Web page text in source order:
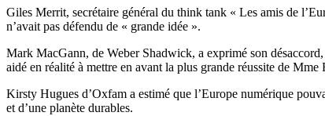
Giles Merrit, secrétaire général du think tank « Les amis de
n’avait pas défendu de « grande idée ».
Mark MacGann, de Weber Shadwick, a exprimé son
aidé en réalité à mettre en avant la plus grande réussite de
Kirsty Hugues d’Oxfam a estimé que l’Europe numérique
et d’une planète durables.